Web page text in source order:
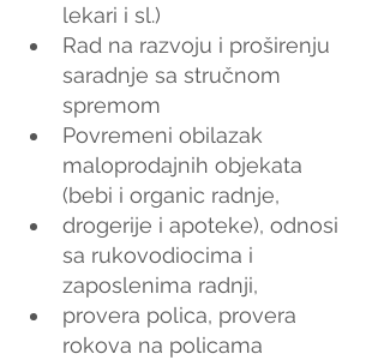
lekari i sl.)
Rad na razvoju i proširenju
saradnje sa stručnom
spremom
Povremeni obilazak
maloprodajnih objekata
(bebi i organic radnje,
drogerije i apoteke), odnosi
sa rukovodiocima i
zaposlenima radnji,
provera polica, provera
rokova na policama